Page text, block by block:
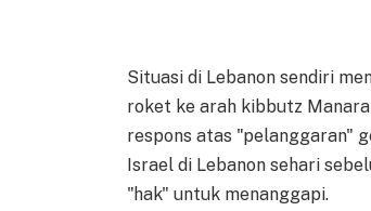
Situasi di Lebanon sendiri
roket ke arah kibbutz
respons atas "pelanggaran"
Israel di Lebanon sehari
"hak" untuk menanggapi.